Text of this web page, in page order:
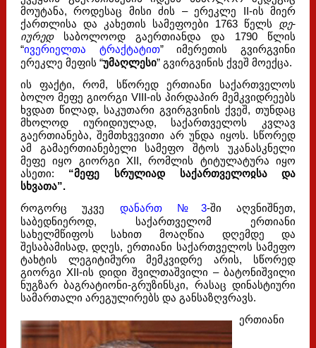
მოუტანა, როდესაც მისი ძის – ერეკლე II-ის მიერ
ქართლისა და კახეთის სამეფოები 1763 წელს დე-
იურედსაბოლოოდ გაერთიანდა და 1790 წლის
“ივერიელთა ტრაქტატით” იმერეთის გვირგვინი
ერეკლე მეფის “უმაღლესი” გვირგვინის ქვეშ მოექცა.
ის ფაქტი, რომ, სწორედ ერთიანი საქართველოს
ბოლო მეფე გიორგი VIII-ის პირდაპირ მემკვიდრეებს
ხვდათ წილად, საკუთარი გვირგვინის ქვეშ, თუნდაც
მხოლოდ იურიდიულად, საქართველოს კვლავ
გაერთიანება, შემთხვევითი არ უნდა იყოს. სწორედ
ამ გამაერთიანებელი სამეფო შტოს უკანასკნელი
მეფე იყო გიორგი XII, რომლის ტიტულატურა იყო
ასეთი: “მეფე სრულიად საქართველოჲსა და
სხვათა”.
როგორც უკვე დანართ №3-ში აღვნიშნეთ,
საბედნიეროდ, საქართველომ ერთიანი
სახელმწიფოს სახით მოაღწია დღემდე და
შესაბამისად, დღეს, ერთიანი საქართველოს სამეფო
ტახტის ლეგიტიმური მემკვიდრე არის, სწორედ
გიორგი XII-ის დიდი შვილთაშვილი – ბატონიშვილი
ნუგზარ ბაგრატიონი-გრუზინსკი, რასაც დინასტიური
სამართალი არეგულირებს და განსაზღვრავს.
ერთიანი